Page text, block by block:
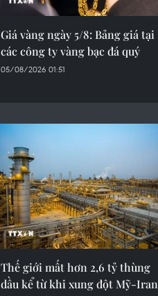
Giá vàng ngày 5/8: Bảng giá tại
các công ty vàng bạc đá quý
05/08/2026 01:51
Thế giới mất hơn 2,6 tỷ thùng
dầu kể từ khi xung đột Mỹ-Iran